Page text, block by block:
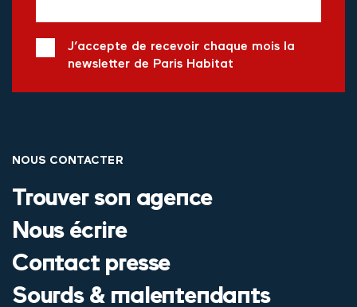
J’accepte de recevoir chaque mois la
newsletter de Paris Habitat
NOUS CONTACTER
Trouver son agence
Nous écrire
Contact presse
Sourds & malentendants